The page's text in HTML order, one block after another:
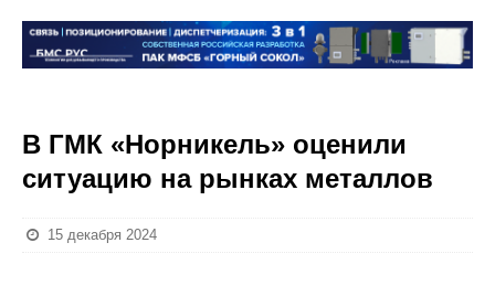
В ГМК «Норникель» оценили
ситуацию на рынках металлов
15 декабря 2024